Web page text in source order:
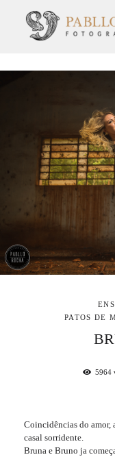
PATOS DE
5964
Coincidências do amor,
casal sorridente.
Bruna e Bruno ja